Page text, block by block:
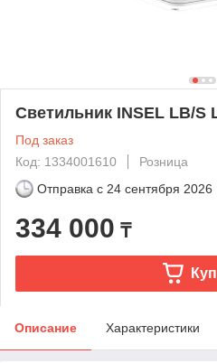
Светильник INSEL LB/S
Под заказ
Код: 1334001610
Розница
Отправка с 24 сентября 2026
334 000 ₸
Описание Характеристики